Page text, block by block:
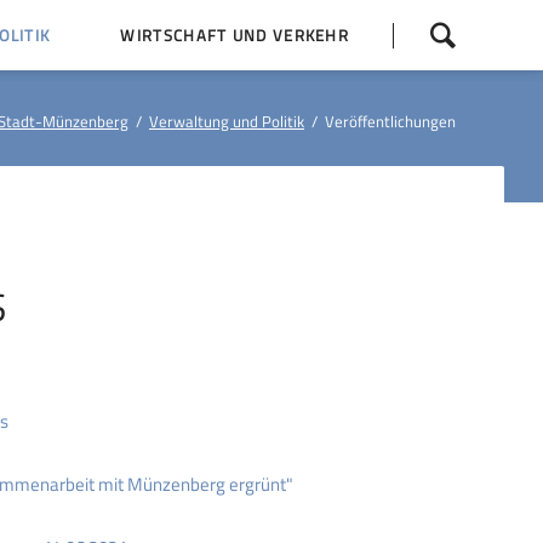
überspringen
WIRTSCHAFT UND VERKEHR
Münzenberg Verwaltung und Politik Veröffentlichungen
mit Münzenberg ergrünt"